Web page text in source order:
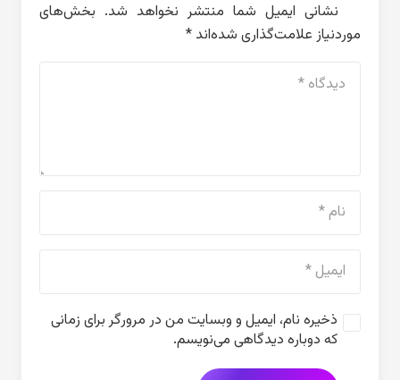
نشانی ایمیل شما منتشر نخواهد شد. بخش‌های
موردنیاز علامت‌گذاری شده‌اند *
ذخیره نام، ایمیل و وبسایت من در مرورگر برای زمانی
که دوباره دیدگاهی می‌نویسم.